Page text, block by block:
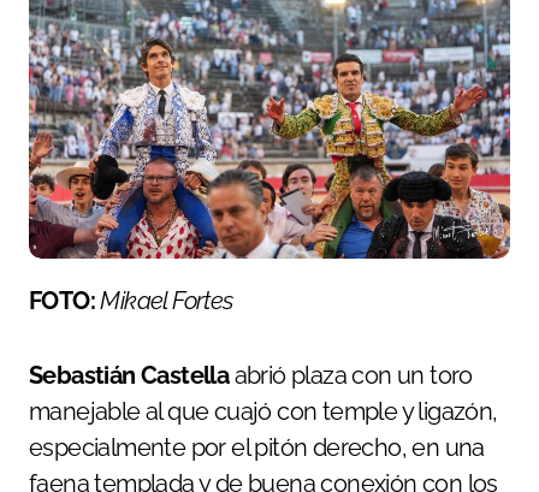
FOTO:Mikael Fortes
Sebastián Castellaabrió plaza con un toro
manejable al que cuajó con temple y ligazón,
especialmente por el pitón derecho, en una
faena templada y de buena conexión con los